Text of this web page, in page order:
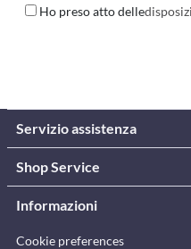
Ho preso atto delle
Servizio assistenza
Shop Service
Informazioni
Cookie preferences